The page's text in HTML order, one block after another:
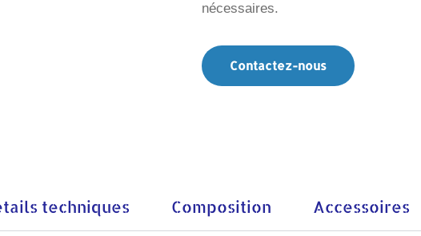
nécessaires.
Contactez-nous
techniques Composition Accessoires